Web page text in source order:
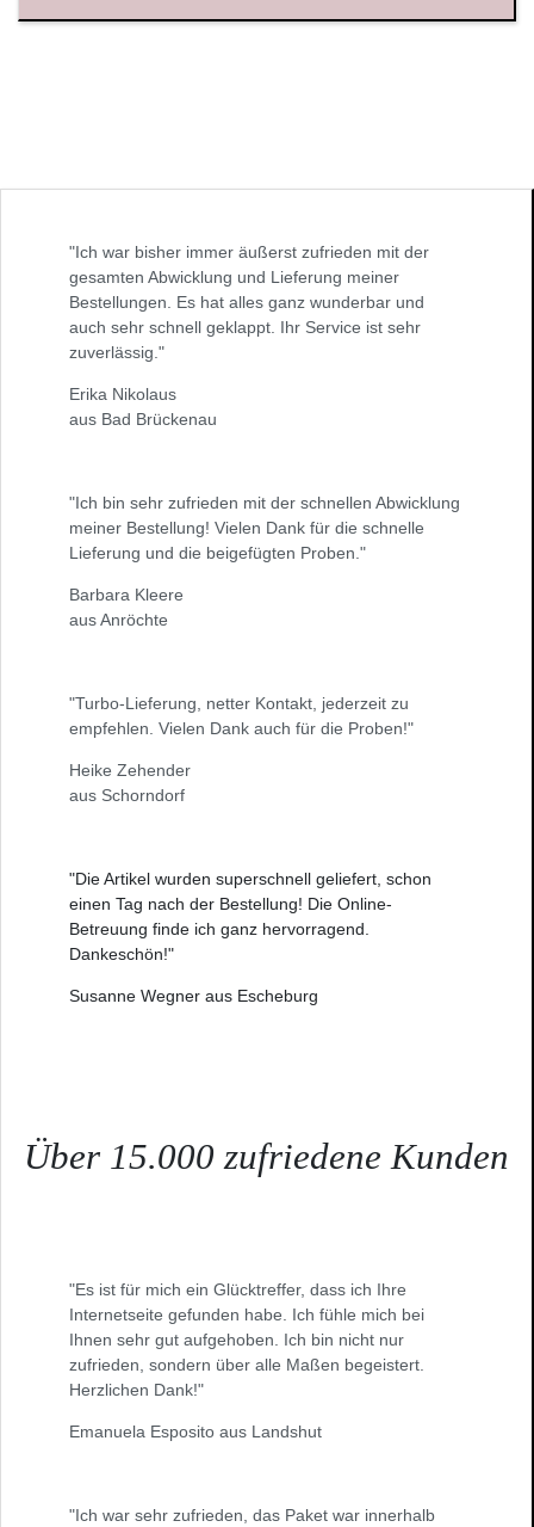
"Ich war bisher immer äußerst zufrieden mit der
gesamten Abwicklung und Lieferung meiner
Bestellungen. Es hat alles ganz wunderbar und
auch sehr schnell geklappt. Ihr Service ist sehr
zuverlässig."
Erika Nikolaus
aus Bad Brückenau
"Ich bin sehr zufrieden mit der schnellen Abwicklung
meiner Bestellung! Vielen Dank für die schnelle
Lieferung und die beigefügten Proben."
Barbara Kleere
aus Anröchte
"Turbo-Lieferung, netter Kontakt, jederzeit zu
empfehlen. Vielen Dank auch für die Proben!"
Heike Zehender
aus Schorndorf
"Die Artikel wurden superschnell geliefert, schon
einen Tag nach der Bestellung! Die Online-
Betreuung finde ich ganz hervorragend.
Dankeschön!"
Susanne Wegner aus Escheburg
Über 15.000 zufriedene Kunden
"Es ist für mich ein Glücktreffer, dass ich Ihre
Internetseite gefunden habe. Ich fühle mich bei
Ihnen sehr gut aufgehoben. Ich bin nicht nur
zufrieden, sondern über alle Maßen begeistert.
Herzlichen Dank!"
Emanuela Esposito aus Landshut
"Ich war sehr zufrieden, das Paket war innerhalb